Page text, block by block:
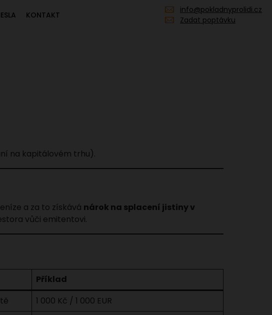
KONTAKT
info@pokladnyprolidi.cz
Zadat poptávku
na kapitálovém trhu).
a za to získává nárok na splacení jistiny v
vůči emitentovi.
Příklad
1 000 Kč / 1 000 EUR